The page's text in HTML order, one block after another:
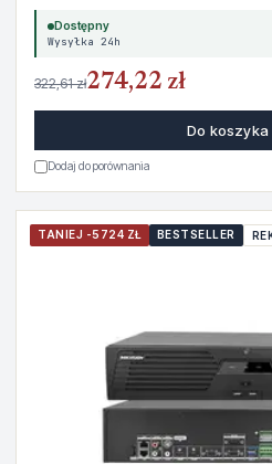
Dostępny
Wysyłka 24h
322,61 zł274,22 zł
Do koszyka
Dodaj do porównania
TANIEJ -5724 ZŁ BESTSELLER